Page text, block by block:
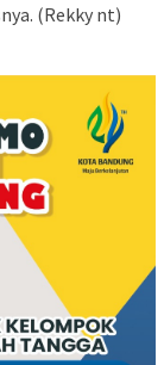
(Rekky nt)